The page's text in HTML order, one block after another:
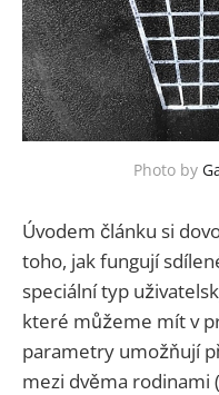
Photo by
Úvodem článku si
toho, jak fungují
speciální typ
které můžeme mít v
parametry umožňují
mezi dvěma rodinami